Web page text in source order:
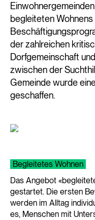
begleiteten
der zahlreichen
Dorfgemeinschaft
zwischen der
Gemeinde wurde
geschaffen.
Begleitetes Wohnen
Das Angebot
gestartet. Die ersten
werden im Alltag
es, Menschen mit